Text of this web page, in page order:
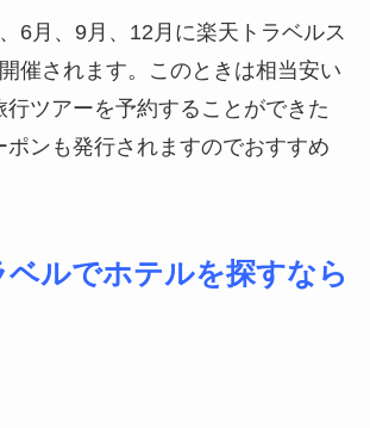
6月、9月、12月に楽天トラベルス
催されます。このときは相当安い
行ツアーを予約することができた
ポンも発行されますのでおすすめ
ルでホテルを探すなら